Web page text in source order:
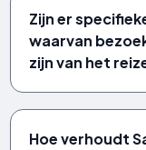
Zijn er
waarvan
zijn van het
Hoe verhoudt